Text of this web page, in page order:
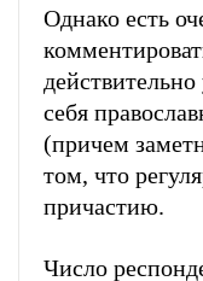
Однако есть
себя
(причем
том, что
причастию.
Число